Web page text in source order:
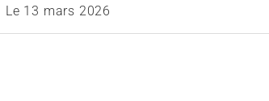
Le 13 mars 2026